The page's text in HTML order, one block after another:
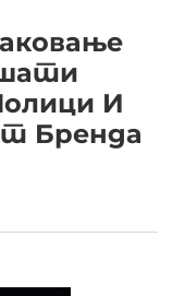
И
Бренда